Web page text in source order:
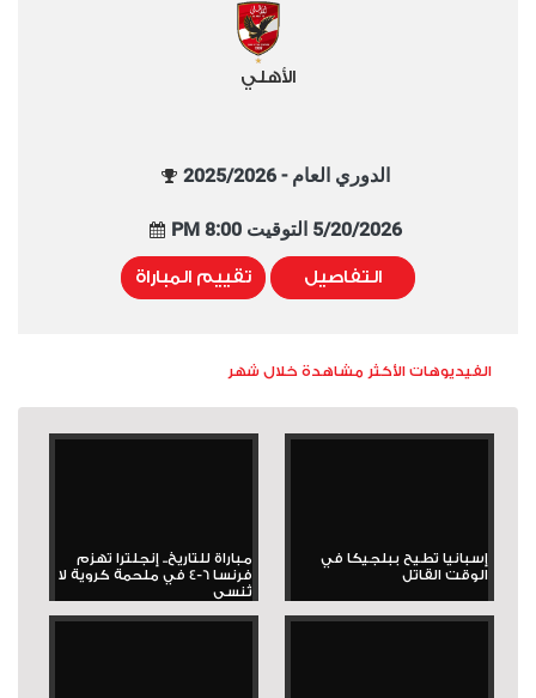
الأهلي
الدوري العام - 2025/2026
5/20/2026 التوقيت 8:00 PM
التفاصيل تقييم المباراة
الفيديوهات الأكثر مشاهدة خلال شهر
إسبانيا تطيح ببلجيكا في
الوقت القاتل
مباراة للتاريخ.. إنجلترا تهزم
فرنسا 6-4 في ملحمة كروية لا
تُنسى